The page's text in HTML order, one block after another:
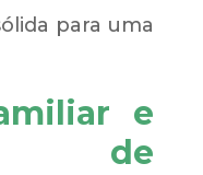
para uma
e
de